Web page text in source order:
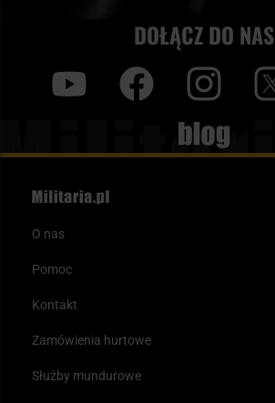
DOŁĄCZ DO NAS
Blog
O nas
Pomoc
Kontakt
Zamówienia hurtowe
Służby mundurowe